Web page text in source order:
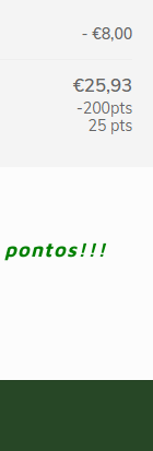
pontos!!!